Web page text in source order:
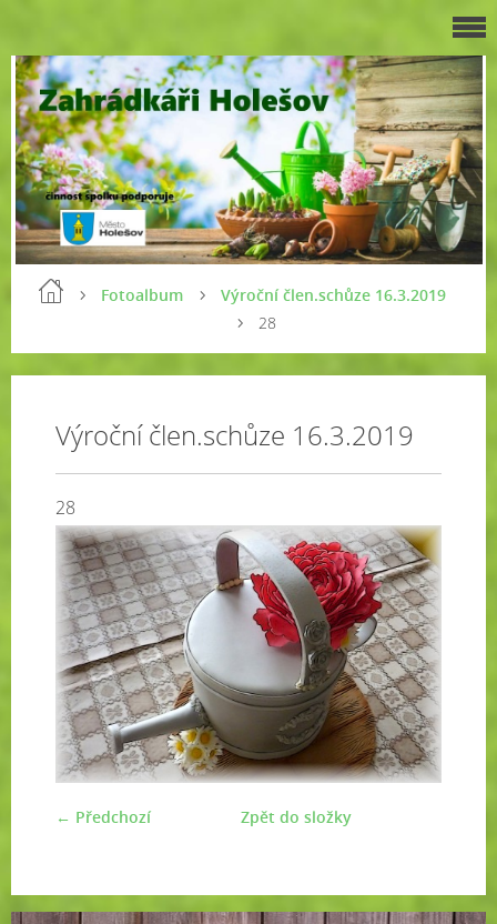
Fotoalbum
Výroční člen.schůze 16.3.2019
28
Výroční člen.schůze 16.3.2019
28
← Předchozí Zpět do složky